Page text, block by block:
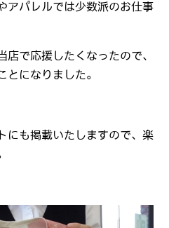
アパレルでは少数派のお仕事
店で応援したくなったので、
とになりました。
にも掲載いたしますので、楽